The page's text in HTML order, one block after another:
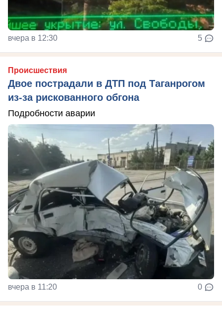
вчера в 12:30 5
Происшествия
Двое пострадали в ДТП под Таганрогом
из-за рискованного обгона
Подробности аварии
вчера в 11:20 0